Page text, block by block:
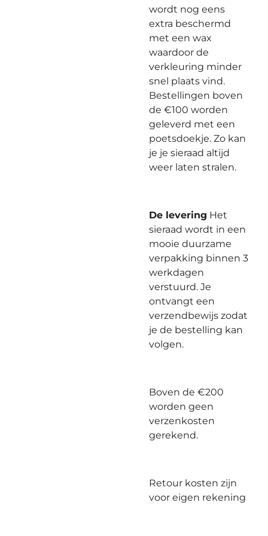
wordt nog eens
extra beschermd
met een wax
waardoor de
verkleuring minder
snel plaats vind.
Bestellingen boven
de €100 worden
geleverd met een
poetsdoekje. Zo kan
je je sieraad altijd
weer laten stralen.
De levering Het
sieraad wordt in een
mooie duurzame
verpakking binnen 3
werkdagen
verstuurd. Je
ontvangt een
verzendbewijs zodat
je de bestelling kan
volgen.
Boven de €200
worden geen
verzenkosten
gerekend.
Retour kosten zijn
voor eigen rekening